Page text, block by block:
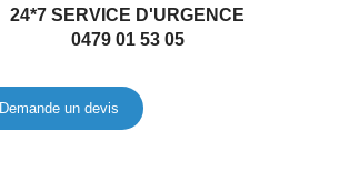
24*7 SERVICE D'URGENCE
0479 01 53 05
Demande un devis